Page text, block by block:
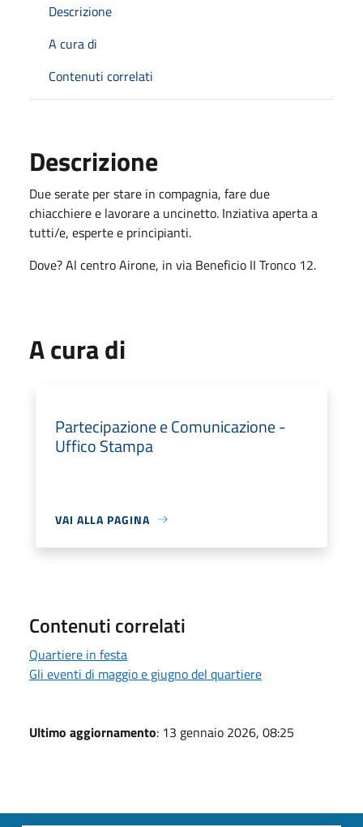
Descrizione
A cura di
Contenuti correlati
Descrizione
Due serate per stare in compagnia, fare due
chiacchiere e lavorare a uncinetto. Inziativa aperta a
tutti/e, esperte e principianti.
Dove? Al centro Airone, in via Beneficio II Tronco 12.
A cura di
Partecipazione e Comunicazione -
Uffico Stampa
VAI ALLA PAGINA
Contenuti correlati
Quartiere in festa
Gli eventi di maggio e giugno del quartiere
Ultimo aggiornamento: 13 gennaio 2026, 08:25